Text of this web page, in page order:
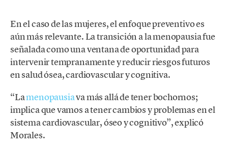
En el caso de las mujeres, el enfoque preventivo es
aún más relevante. La transición a la menopausia fue
señalada como una ventana de oportunidad para
intervenir tempranamente y reducir riesgos futuros
en salud ósea, cardiovascular y cognitiva.
“Lamenopausiava más allá de tener bochornos;
implica que vamos a tener cambios y problemas en el
sistema cardiovascular, óseo y cognitivo”, explicó
Morales.